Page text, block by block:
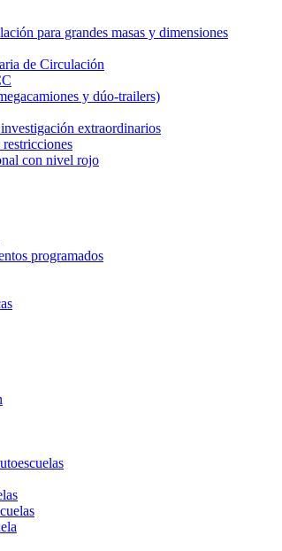
para grandes masas y dimensiones
de Circulación
y dúo-trailers)
extraordinarios
con nivel rojo
programados